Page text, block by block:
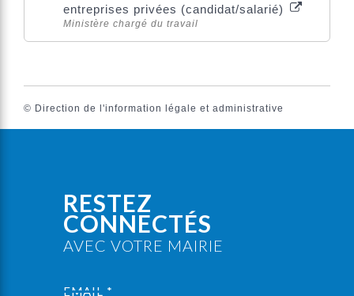
entreprises privées (candidat/salarié)
Ministère chargé du travail
© Direction de l'information légale et administrative
RESTEZ
CONNECTÉS
AVEC VOTRE MAIRIE
EMAIL *